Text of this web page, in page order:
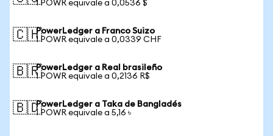
1 POWR equivale a 0,0536 $
🇨🇭PowerLedger a Franco Suizo
1 POWR equivale a 0,0339 CHF
🇧🇷PowerLedger a Real brasileño
1 POWR equivale a 0,2136 R$
🇧🇩PowerLedger a Taka de Bangladés
1 POWR equivale a 5,16 ৳